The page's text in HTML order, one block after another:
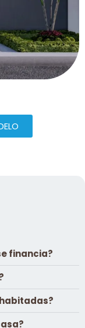
financia?